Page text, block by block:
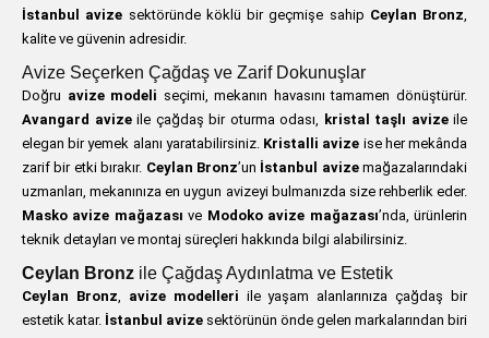
İstanbul avize sektöründe köklü bir geçmişe sahip Ceylan Bronz,
kalite ve güvenin adresidir.
Avize Seçerken Çağdaş ve Zarif Dokunuşlar
Doğru avize modeli seçimi, mekanın havasını tamamen dönüştürür.
Avangard avizeile çağdaş bir oturma odası, kristal taşlı avizeile
elegan bir yemek alanı yaratabilirsiniz. Kristalli avize ise her mekânda
zarif bir etki bırakır. Ceylan Bronz’un İstanbul avizemağazalarındaki
uzmanları, mekanınıza en uygun avizeyi bulmanızda size rehberlik eder.
Masko avize mağazası ve Modoko avize mağazası’nda, ürünlerin
teknik detayları ve montaj süreçleri hakkında bilgi alabilirsiniz.
Ceylan Bronz ile Çağdaş Aydınlatma ve Estetik
Ceylan Bronz, avize modelleri ile yaşam alanlarınıza çağdaş bir
estetik katar. İstanbul avize sektörünün önde gelen markalarından biri